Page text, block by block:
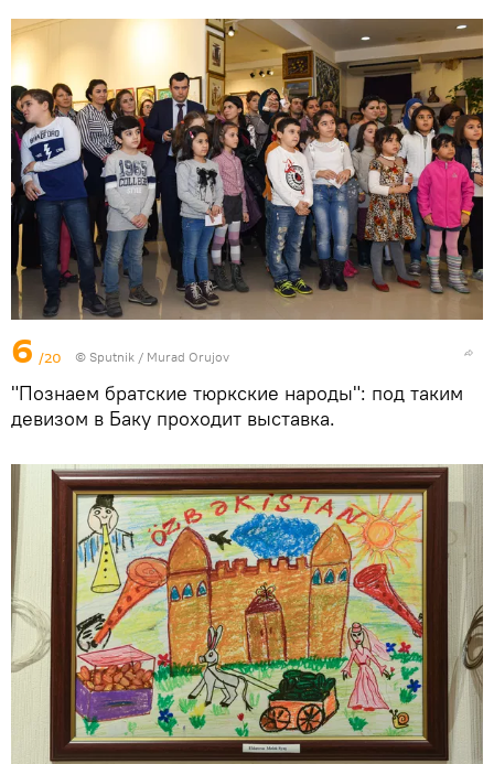
6 /20 © Sputnik / Murad Orujov
"Познаем братские тюркские народы": под таким
девизом в Баку проходит выставка.